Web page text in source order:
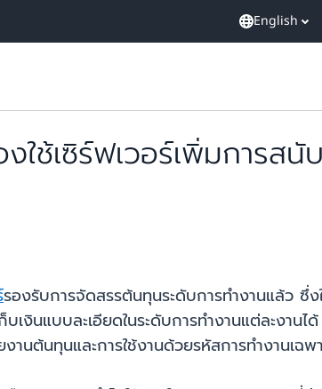
English
ใช้เซิร์ฟเวอร์เพิ่มการส
รองรับการจัดสรรต้นทุนระดับการทำงานแล้ว ซึ่
งินแบบละเอียดในระดับการทำงานแต่ละงาน
ต้นทุนและการใช้งานด้วยรหัสการทำงานเฉพ